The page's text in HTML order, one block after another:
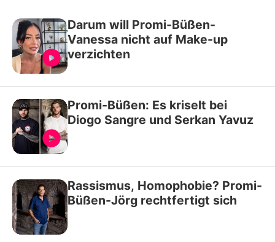
Darum will Promi-Büßen-
Vanessa nicht auf Make-up
verzichten
Promi-Büßen: Es kriselt bei
Diogo Sangre und Serkan Yavuz
Rassismus, Homophobie? Promi-
Büßen-Jörg rechtfertigt sich